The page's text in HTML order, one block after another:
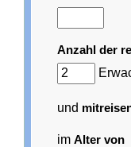
Anzahl der
und
imAlter von